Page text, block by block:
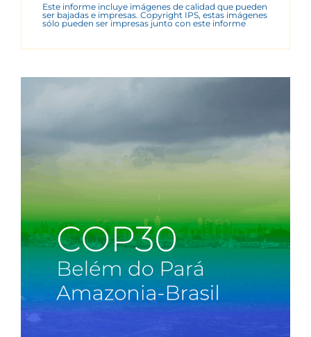
Este informe incluye imágenes de calidad que pueden
ser bajadas e impresas. Copyright IPS, estas imágenes
sólo pueden ser impresas junto con este informe